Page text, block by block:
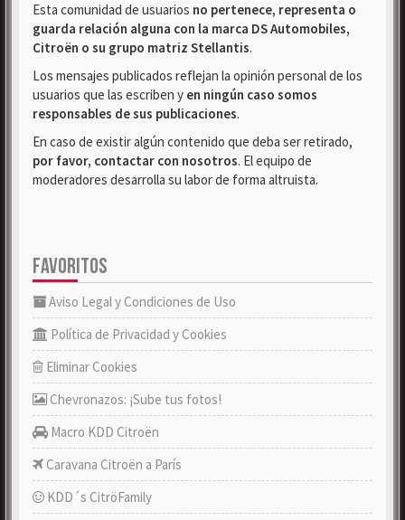
Esta comunidad de usuarios no pertenece, representa o
guarda relación alguna con la marca DS Automobiles,
Citroën o su grupo matriz Stellantis.
Los mensajes publicados reflejan la opinión personal de los
usuarios que las escriben y en ningún caso somos
responsables de sus publicaciones.
En caso de existir algún contenido que deba ser retirado,
por favor, contactar con nosotros. El equipo de
moderadores desarrolla su labor de forma altruista.
FAVORITOS
Aviso Legal y Condiciones de Uso
Política de Privacidad y Cookies
Eliminar Cookies
Chevronazos: ¡Sube tus fotos!
Macro KDD Citroën
Caravana Citroën a París
KDD´s CitröFamily